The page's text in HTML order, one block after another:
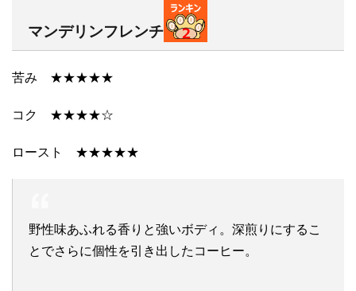
マンデリンフレンチ
苦み ★★★★★
コク ★★★★☆
ロースト ★★★★★
野性味あふれる香りと強いボディ。深煎りにするこ
とでさらに個性を引き出したコーヒー。